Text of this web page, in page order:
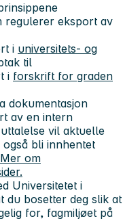
regulerer eksport av
i universitets- og
til
i forskrift for graden
dokumentasjon
av en intern
vil aktuelle
bli innhentet
Mer om
Universitetet i
du bosetter deg slik at
for, fagmiljøet på